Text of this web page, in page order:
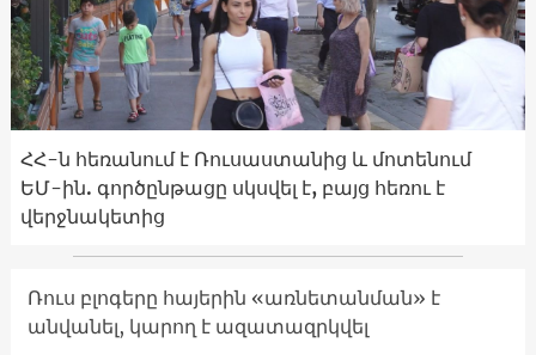
ՀՀ-ն հեռանում է Ռուսաստանից և մոտենում
ԵՄ-ին. գործընթացը սկսվել է, բայց հեռու է
վերջնակետից
Ռուս բլոգերը հայերին «առնետանման» է
անվանել, կարող է ազատազրկվել